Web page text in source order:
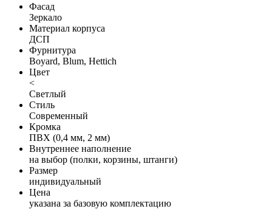
Фасад
Зеркало
Материал корпуса
ДСП
Фурнитура
Boyard, Blum, Hettich
Цвет
<
Светлый
Стиль
Современный
Кромка
ПВХ (0,4 мм, 2 мм)
Внутреннее наполнение
на выбор (полки, корзины, штанги)
Размер
индивидуальный
Цена
указана за базовую комплектацию